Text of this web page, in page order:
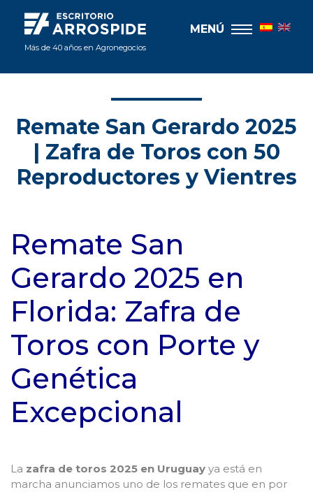
Más de 40 años en Agronegocios
MENÚ
Remate San Gerardo 2025
| Zafra de Toros con 50
Reproductores y Vientres
Remate San
Gerardo 2025 en
Florida: Zafra de
Toros con Porte y
Genética
Excepcional
La zafra de toros 2025 en Uruguay ya está en
marcha anunciamos uno de los remates que en por